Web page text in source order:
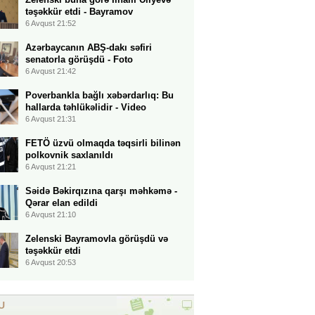
təşəkkür etdi - Bayramov
6 Avqust 21:52
Azərbaycanın ABŞ-dakı səfiri
senatorla görüşdü - Foto
6 Avqust 21:42
Poverbankla bağlı xəbərdarlıq: Bu
hallarda təhlükəlidir - Video
6 Avqust 21:31
FETÖ üzvü olmaqda təqsirli bilinən
polkovnik saxlanıldı
6 Avqust 21:21
Səidə Bəkirqızına qarşı məhkəmə -
Qərar elan edildi
6 Avqust 21:10
Zelenski Bayramovla görüşdü və
təşəkkür etdi
6 Avqust 20:53